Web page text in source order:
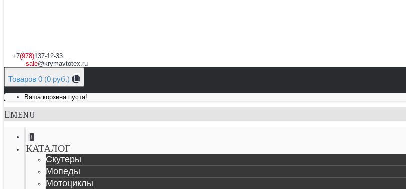
+7(978)137-12-33
sale@krymavtotex.ru
Товаров 0 (0 руб.)
Ваша корзина пуста!
MENU
+
КАТАЛОГ
Скутеры
Мопеды
Мотоциклы